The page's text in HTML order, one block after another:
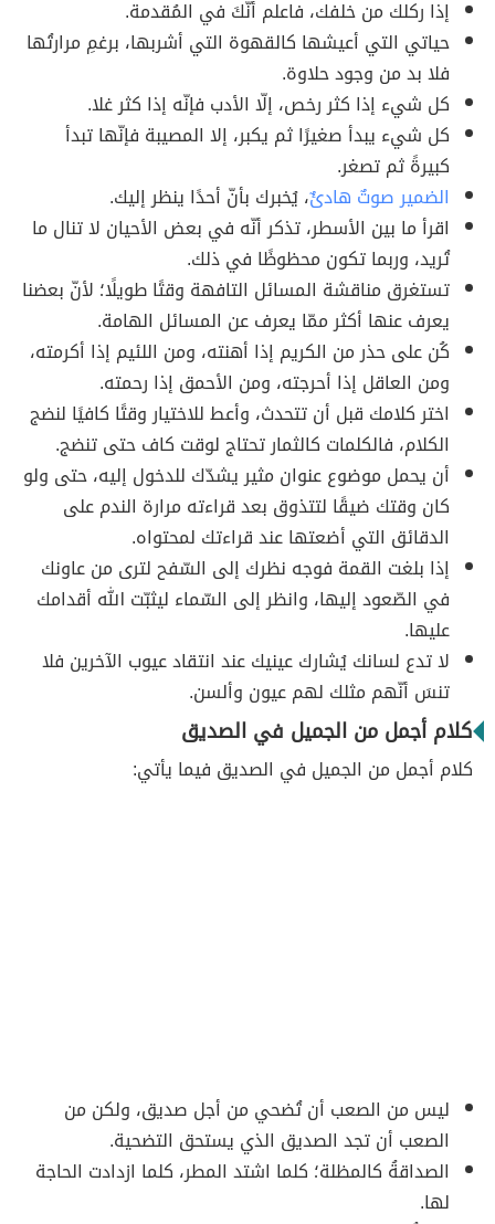
إذا ركلك من خلفك، فاعلم أنّكَ في المُقدمة.
حياتي التي أعيشها كالقهوة التي أشربها، برغمِ مرارتُها
فلا بد من وجود حلاوة.
كل شيء إذا كثر رخص، إلّا الأدب فإنّه إذا كثر غلا.
كل شيء يبدأ صغيرًا ثم يكبر، إلا المصيبة فإنّها تبدأ
كبيرةً ثم تصغر.
الضمير صوتٌ هادئٌ، يُخبرك بأنّ أحدًا ينظر إليك.
اقرأ ما بين الأسطر، تذكر أنّه في بعض الأحيان لا تنال ما
تُريد، وربما تكون محظوظًا في ذلك.
تستغرق مناقشة المسائل التافهة وقتًا طويلًا؛ لأنّ بعضنا
يعرف عنها أكثر ممّا يعرف عن المسائل الهامة.
كُن على حذر من الكريم إذا أهنته، ومن اللئيم إذا أكرمته،
ومن العاقل إذا أحرجته، ومن الأحمق إذا رحمته.
اختر كلامك قبل أن تتحدث، وأعط للاختيار وقتًا كافيًا لنضج
الكلام، فالكلمات كالثمار تحتاج لوقت كاف حتى تنضج.
أن يحمل موضوع عنوان مثير يشدّك للدخول إليه، حتى ولو
كان وقتك ضيقًا لتتذوق بعد قراءته مرارة الندم على
الدقائق التي أضعتها عند قراءتك لمحتواه.
إذا بلغت القمة فوجه نظرك إلى السّفح لترى من عاونك
في الصّعود إليها، وانظر إلى السّماء ليثبّت الله أقدامك
عليها.
لا تدع لسانك يُشارك عينيك عند انتقاد عيوب الآخرين فلا
تنسَ أنّهم مثلك لهم عيون وألسن.
كلام أجمل من الجميل في الصديق
كلام أجمل من الجميل في الصديق فيما يأتي:
ليس من الصعب أن تُضحي من أجل صديق، ولكن من
الصعب أن تجد الصديق الذي يستحق التضحية.
الصداقةُ كالمظلة؛ كلما اشتد المطر، كلما ازدادت الحاجة
لها.